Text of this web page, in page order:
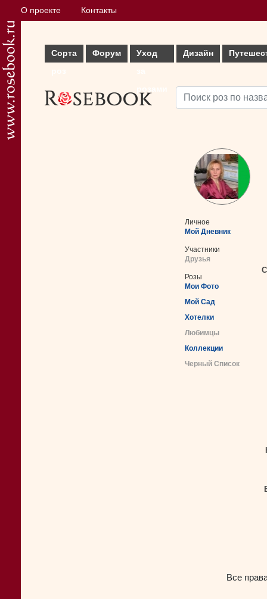
О проекте Контакты
Сорта
Форум
Уход
Дизайн
Личное
Мой Дневник
Участники
Друзья
Розы
Мои Фото
Мой Сад
Хотелки
Любимцы
Коллекции
Черный Список
Все